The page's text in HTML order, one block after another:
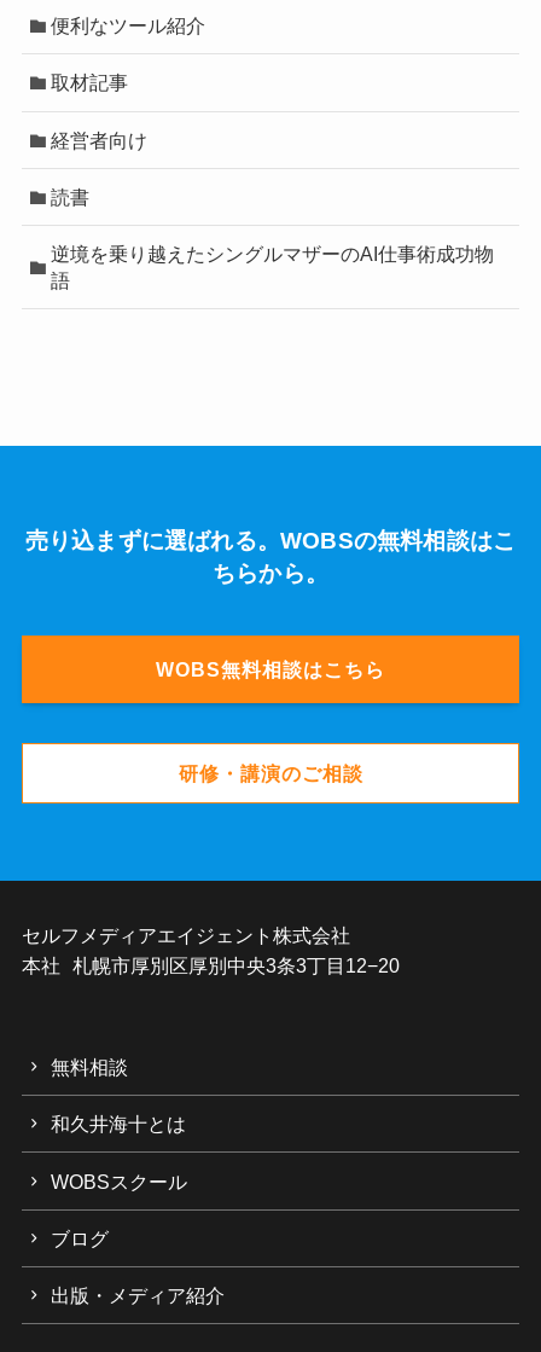
便利なツール紹介
取材記事
経営者向け
読書
逆境を乗り越えたシングルマザーのAI仕事術成功物
語
売り込まずに選ばれる。WOBSの無料相談はこ
ちらから。
WOBS無料相談はこちら
研修・講演のご相談
セルフメディアエイジェント株式会社
本社 札幌市厚別区厚別中央3条3丁目12−20
無料相談
和久井海十とは
WOBSスクール
ブログ
出版・メディア紹介